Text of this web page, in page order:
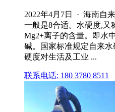
2022年4月7日 · 海南自
一般是8合适。水硬度,又
Mg2+离子的含量。即水
碱。国家标准规定自来
硬度对生活及工业 ...
联系电话: 180 3780 8511